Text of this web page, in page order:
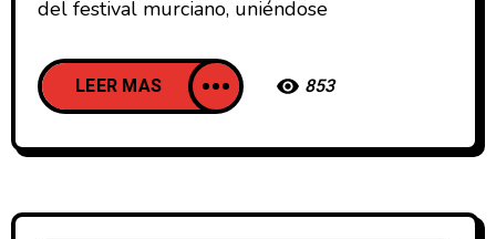
del festival murciano, uniéndose
LEER MAS 853